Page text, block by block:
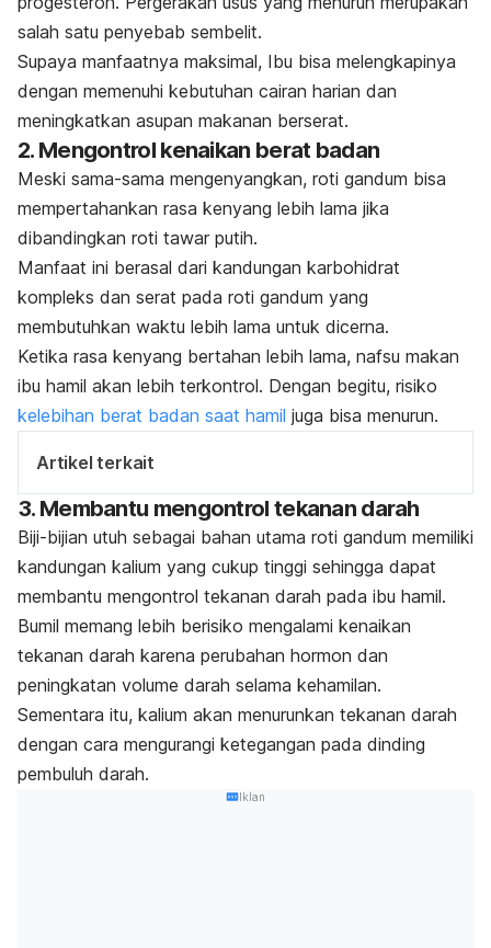
salah satu penyebab sembelit.
Supaya manfaatnya maksimal, Ibu bisa melengkapinya
dengan memenuhi kebutuhan cairan harian dan
meningkatkan asupan makanan berserat.
2. Mengontrol kenaikan berat badan
Meski sama-sama mengenyangkan, roti gandum bisa
mempertahankan rasa kenyang lebih lama jika
dibandingkan roti tawar putih.
Manfaat ini berasal dari kandungan karbohidrat
kompleks dan serat pada roti gandum yang
membutuhkan waktu lebih lama untuk dicerna.
Ketika rasa kenyang bertahan lebih lama, nafsu makan
ibu hamil akan lebih terkontrol. Dengan begitu, risiko
kelebihan berat badan saat hamil juga bisa menurun.
Artikel terkait
3. Membantu mengontrol tekanan darah
Biji-bijian utuh sebagai bahan utama roti gandum memiliki
kandungan kalium yang cukup tinggi sehingga dapat
membantu mengontrol tekanan darah pada ibu hamil.
Bumil memang lebih berisiko mengalami kenaikan
tekanan darah karena perubahan hormon dan
peningkatan volume darah selama kehamilan.
Sementara itu, kalium akan menurunkan tekanan darah
dengan cara mengurangi ketegangan pada dinding
pembuluh darah.
Iklan